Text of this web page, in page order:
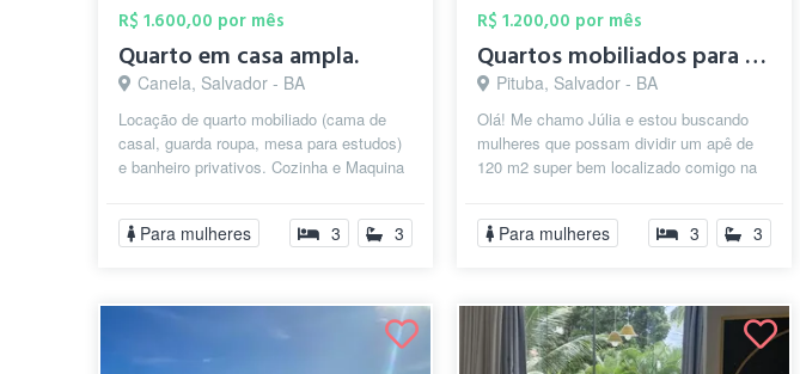
R$ 1.600,00 por mês
Quarto em casa ampla.
Canela, Salvador - BA
Locação de quarto mobiliado (cama de
casal, guarda roupa, mesa para estudos)
e banheiro privativos. Cozinha e Maquina
Para mulheres 3 3
R$ 1.200,00 por mês
Quartos mobiliados para mulheres na Pitu...
Pituba, Salvador - BA
Olá! Me chamo Júlia e estou buscando
mulheres que possam dividir um apê de
120 m2 super bem localizado comigo na
Para mulheres 3 3